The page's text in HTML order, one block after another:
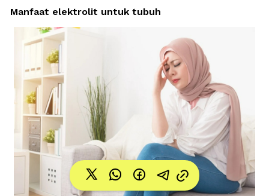
Manfaat elektrolit untuk tubuh